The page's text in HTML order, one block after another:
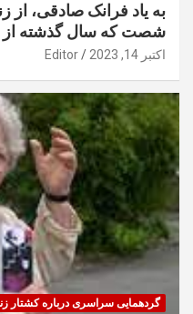
به یاد فرانک صادقی، از
شصت که سال گذشته از
اکتبر 14, 2023 Editor
گردهمایی سراسری درباره کشتار